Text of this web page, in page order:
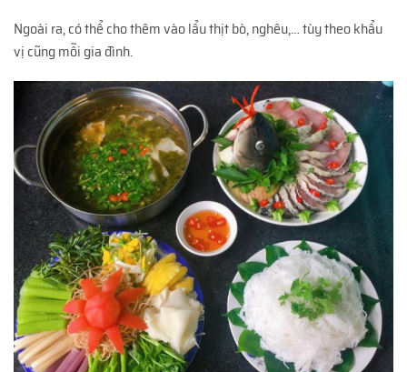
Ngoài ra, có thể cho thêm vào lẩu thịt bò, nghêu,… tùy theo khẩu
vị cũng mỗi gia đình.